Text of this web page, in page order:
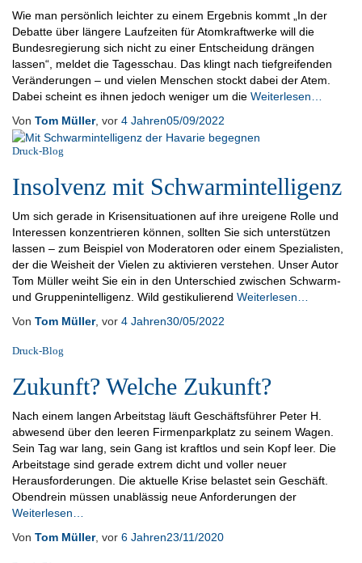
Wie man persönlich leichter zu einem Ergebnis kommt „In der
Debatte über längere Laufzeiten für Atomkraftwerke will die
Bundesregierung sich nicht zu einer Entscheidung drängen
lassen“, meldet die Tagesschau. Das klingt nach tiefgreifenden
Veränderungen – und vielen Menschen stockt dabei der Atem.
Dabei scheint es ihnen jedoch weniger um die Weiterlesen…
Von Tom Müller, vor 4 Jahren05/09/2022
Druck-Blog
Insolvenz mit Schwarmintelligenz
Um sich gerade in Krisensituationen auf ihre ureigene Rolle und
Interessen konzentrieren können, sollten Sie sich unterstützen
lassen – zum Beispiel von Moderatoren oder einem Spezialisten,
der die Weisheit der Vielen zu aktivieren verstehen. Unser Autor
Tom Müller weiht Sie ein in den Unterschied zwischen Schwarm-
und Gruppenintelligenz. Wild gestikulierend Weiterlesen…
Von Tom Müller, vor 4 Jahren30/05/2022
Druck-Blog
Zukunft? Welche Zukunft?
Nach einem langen Arbeitstag läuft Geschäftsführer Peter H.
abwesend über den leeren Firmenparkplatz zu seinem Wagen.
Sein Tag war lang, sein Gang ist kraftlos und sein Kopf leer. Die
Arbeitstage sind gerade extrem dicht und voller neuer
Herausforderungen. Die aktuelle Krise belastet sein Geschäft.
Obendrein müssen unablässig neue Anforderungen der
Weiterlesen…
Von Tom Müller, vor 6 Jahren23/11/2020